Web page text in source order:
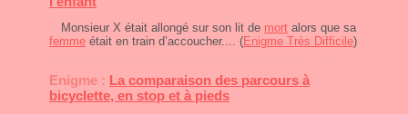
Monsieur X était allongé sur son lit de mort alors que sa
femme était en train d’accoucher.... (Enigme Très Difficile)
Enigme : La comparaison des parcours à
bicyclette, en stop et à pieds